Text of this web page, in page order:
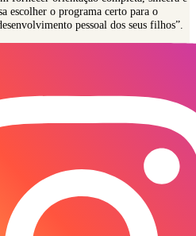
escolher o programa certo para o
pessoal dos seus filhos”.